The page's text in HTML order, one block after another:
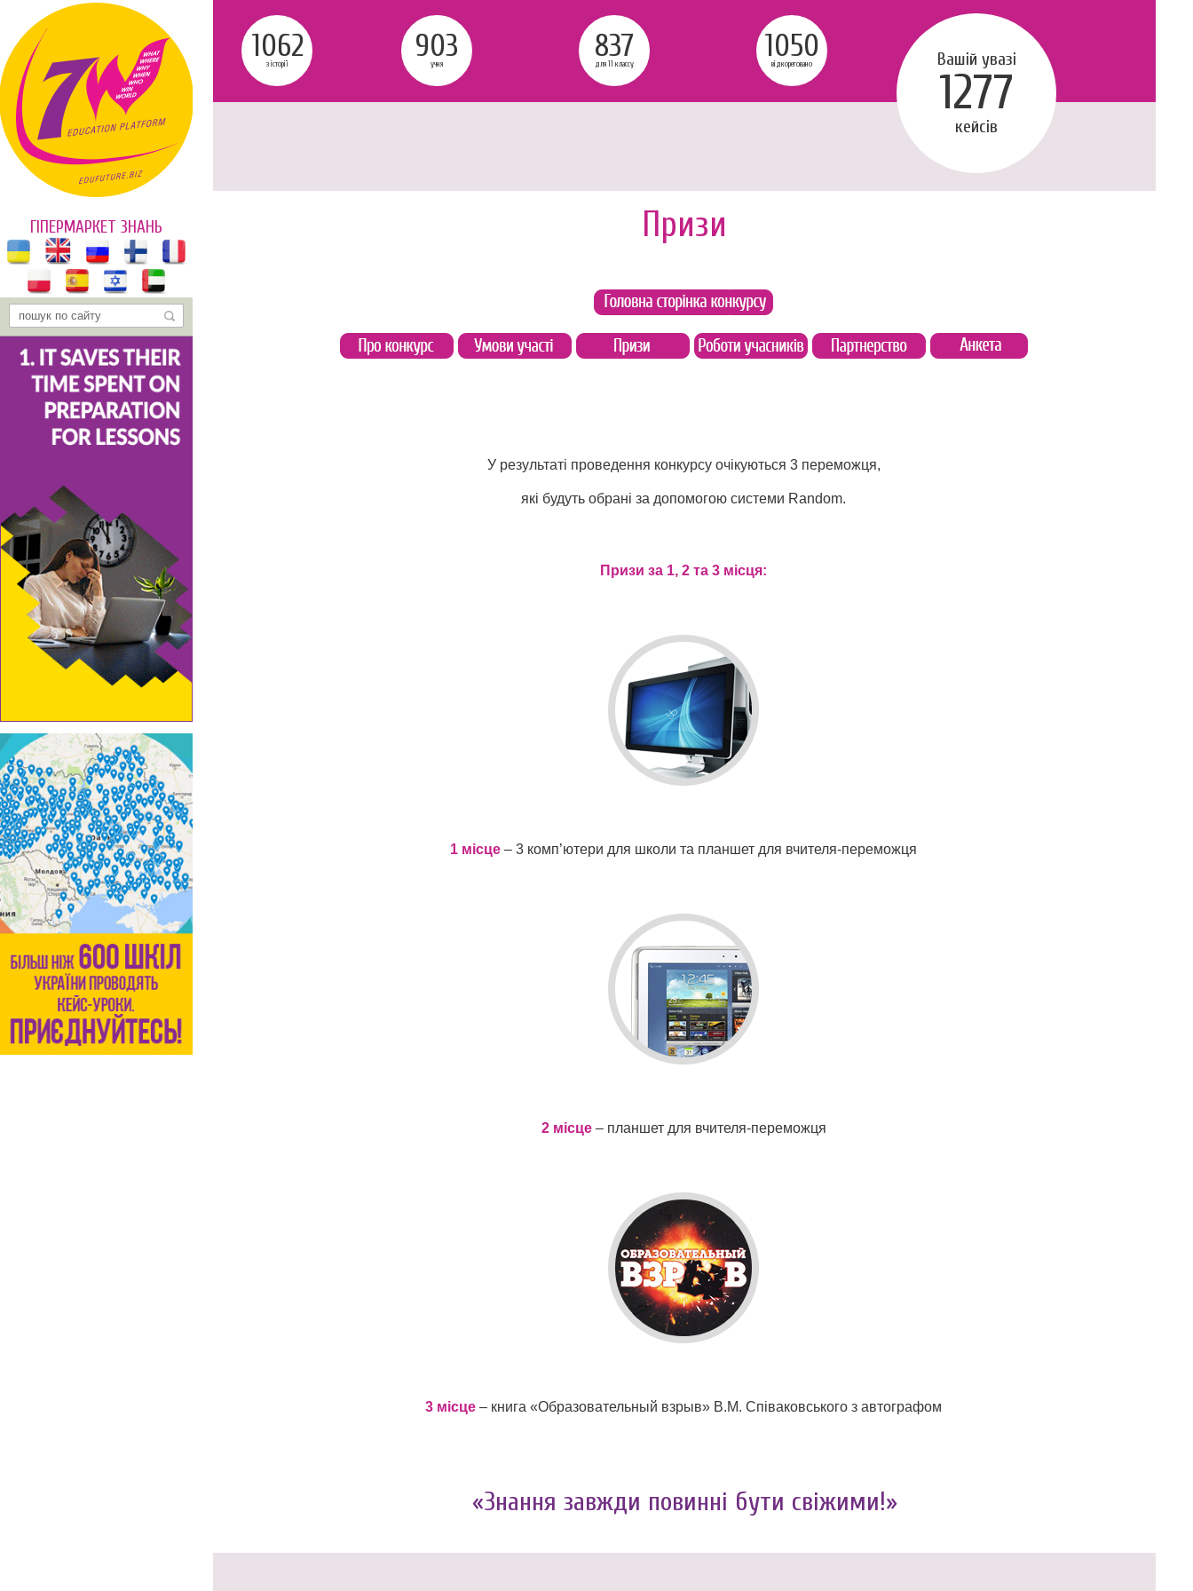
ГІПЕРМАРКЕТ ЗНАНЬ
1062
з історії 903
учня 837
для 11 классу 1050
відкореговано Вашій увазі
1277
кейсів
Призи
У результаті проведення конкурсу очікуються 3 переможця,
які будуть обрані за допомогою системи Random.
Призи за 1, 2 та 3 місця:
1 місце – 3 комп’ютери для школи та планшет для вчителя-переможця
2 місце– планшет для вчителя-переможця
3 місце – книга «Образовательный взрыв» В.М. Співаковського з автографом
«Знання завжди повинні бути свіжими!»